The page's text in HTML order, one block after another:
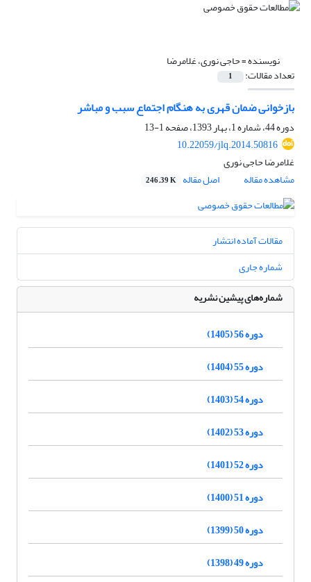
نویسنده =حاجی نوری، غلامرضا
تعداد مقالات: 1
بازخوانی ضمان قهری به هنگام اجتماع سبب و مباشر
دوره 44، شماره 1، بهار 1393، صفحه
1-13
10.22059/jlq.2014.50816
غلامرضا حاجی نوری
مشاهده مقاله
اصل مقاله 246.39 K
مقالات آماده انتشار
شماره جاری
شماره‌های پیشین نشریه
دوره 56 (1405)
دوره 55 (1404)
دوره 54 (1403)
دوره 53 (1402)
دوره 52 (1401)
دوره 51 (1400)
دوره 50 (1399)
دوره 49 (1398)